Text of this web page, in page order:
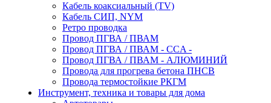
Кабель коаксиальный (TV)
Кабель СИП, NYM
Ретро проводка
Провод ПГВА / ПВАМ
Провод ПГВА / ПВАМ - CCA -
Провод ПГВА / ПВАМ - АЛЮМИНИЙ
Провода для прогрева бетона ПНСВ
Провода термостойкие РКГМ
Инструмент, техника и товары для дома